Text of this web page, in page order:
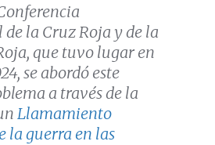
la Cruz Roja y de la
que tuvo lugar en
se abordó este
a través de la
Llamamiento
la guerra en las